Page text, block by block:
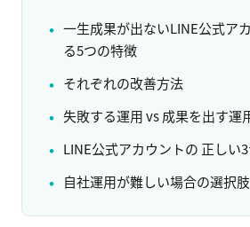
一生成果が出ないLINE公式ア
る5つの特徴
それぞれの改善方法
失敗する運用 vs 成果を出す運
LINE公式アカウントの 正しい
自社運用が難しい場合の選択肢